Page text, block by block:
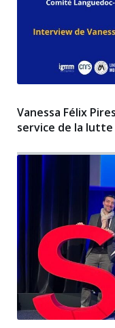
Vanessa Félix
service de la